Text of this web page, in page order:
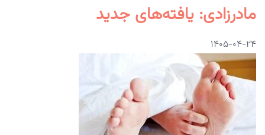
مادرزادی: یافته‌های جدید
۱۴۰۵-۰۴-۲۴